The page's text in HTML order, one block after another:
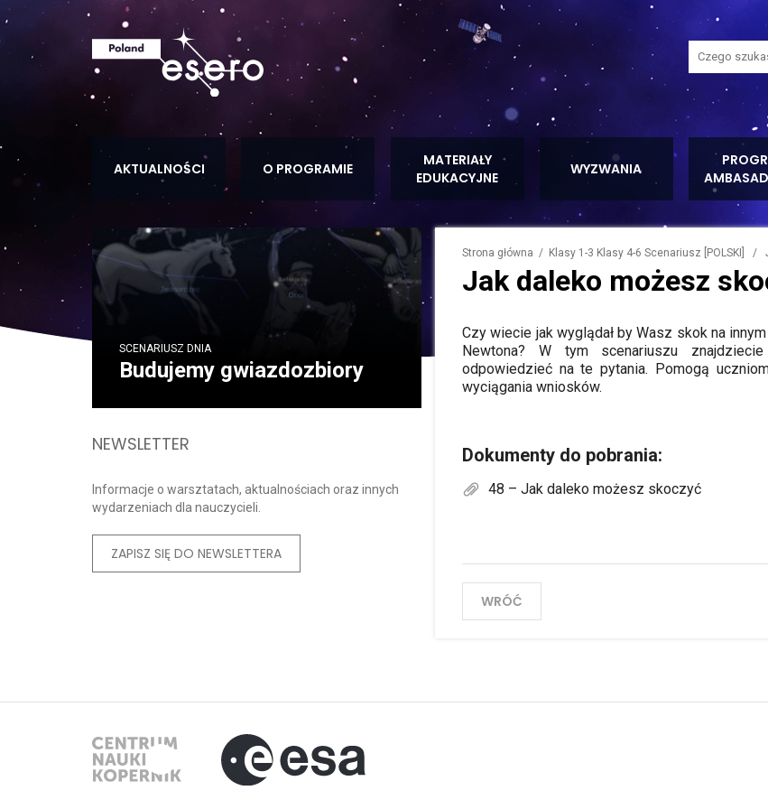
AKTUALNOŚCI O PROGRAMIE
MATERIAŁY
EDUKACYJNE
WYZWANIA
Wyszukaj
SCENARIUSZ DNIA
Budujemy gwiazdozbiory
NEWSLETTER
Informacje o warsztatach, aktualnościach oraz innych
wydarzeniach dla nauczycieli.
ZAPISZ SIĘ DO NEWSLETTERA
Strona główna / Klasy 1-3 Klasy 4-6 Scenariusz [POLSKI] /
Jak daleko możesz
Czy wiecie jak wyglądał by Wasz skok na
Newtona? W tym scenariuszu
odpowiedzieć na te pytania. Pomogą
wyciągania wniosków.
Dokumenty do pobrania:
48 – Jak daleko możesz skoczyć
WRÓĆ